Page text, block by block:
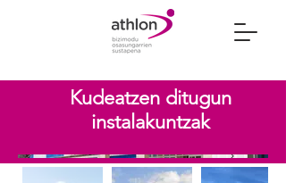
Kudeatzen ditugun
instalakuntzak